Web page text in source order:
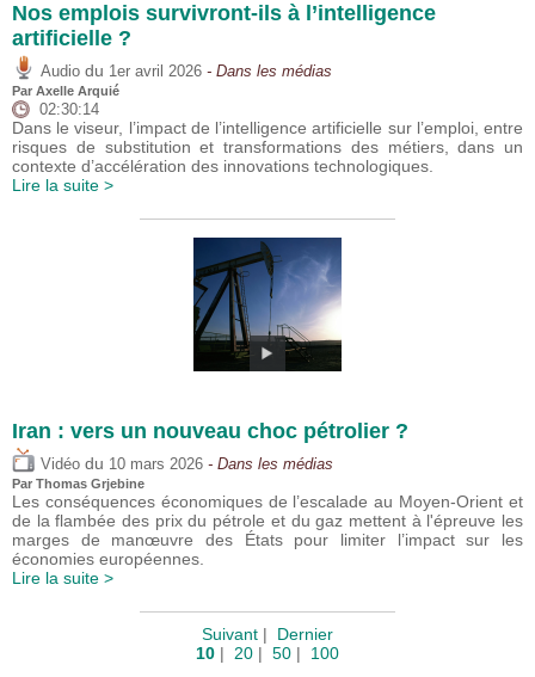
Nos emplois survivront-ils à l’intelligence
artificielle ?
Audio du 1er avril 2026 - Dans les médias
Par Axelle Arquié
02:30:14
Dans le viseur, l’impact de l’intelligence artificielle sur l’emploi, entre
risques de substitution et transformations des métiers, dans un
contexte d’accélération des innovations technologiques.
Lire la suite >
Iran : vers un nouveau choc pétrolier ?
Vidéo du 10 mars 2026 - Dans les médias
Par Thomas Grjebine
Les conséquences économiques de l’escalade au Moyen-Orient et
de la flambée des prix du pétrole et du gaz mettent à l'épreuve les
marges de manœuvre des États pour limiter l’impact sur les
économies européennes.
Lire la suite >
Suivant | Dernier
10 | 20 | 50 | 100